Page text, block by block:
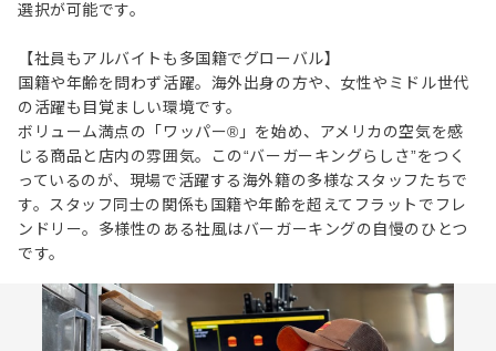
選択が可能です。
【社員もアルバイトも多国籍でグローバル】
国籍や年齢を問わず活躍。海外出身の方や、女性やミドル世代
の活躍も目覚ましい環境です。
ボリューム満点の「ワッパー®」を始め、アメリカの空気を感
じる商品と店内の雰囲気。この“バーガーキングらしさ”をつく
っているのが、現場で活躍する海外籍の多様なスタッフたちで
す。スタッフ同士の関係も国籍や年齢を超えてフラットでフレ
ンドリー。多様性のある社風はバーガーキングの自慢のひとつ
です。